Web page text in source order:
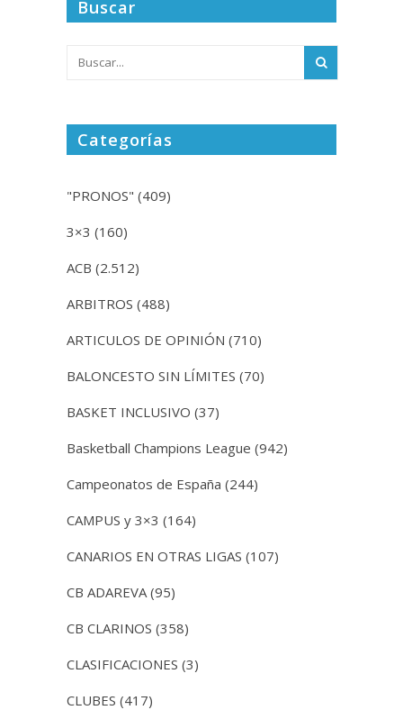
Buscar
Categorías
"PRONOS" (409)
3×3 (160)
ACB (2.512)
ARBITROS (488)
ARTICULOS DE OPINIÓN (710)
BALONCESTO SIN LÍMITES (70)
BASKET INCLUSIVO (37)
Basketball Champions League (942)
Campeonatos de España (244)
CAMPUS y 3×3 (164)
CANARIOS EN OTRAS LIGAS (107)
CB ADAREVA (95)
CB CLARINOS (358)
CLASIFICACIONES (3)
CLUBES (417)